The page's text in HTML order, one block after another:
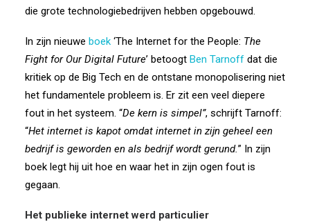
die grote technologiebedrijven hebben opgebouwd.
In zijn nieuwe boek ‘The Internet for the People: The
Fight for Our Digital Future’ betoogt Ben Tarnoff dat die
kritiek op de Big Tech en de ontstane monopolisering niet
het fundamentele probleem is. Er zit een veel diepere
fout in het systeem. “De kern is simpel”, schrijft Tarnoff:
“Het internet is kapot omdat internet in zijn geheel een
bedrijf is geworden en als bedrijf wordt gerund.” In zijn
boek legt hij uit hoe en waar het in zijn ogen fout is
gegaan.
Het publieke internet werd particulier